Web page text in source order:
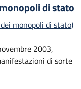
di stato
monopoli di stato)
2003,
di sorte